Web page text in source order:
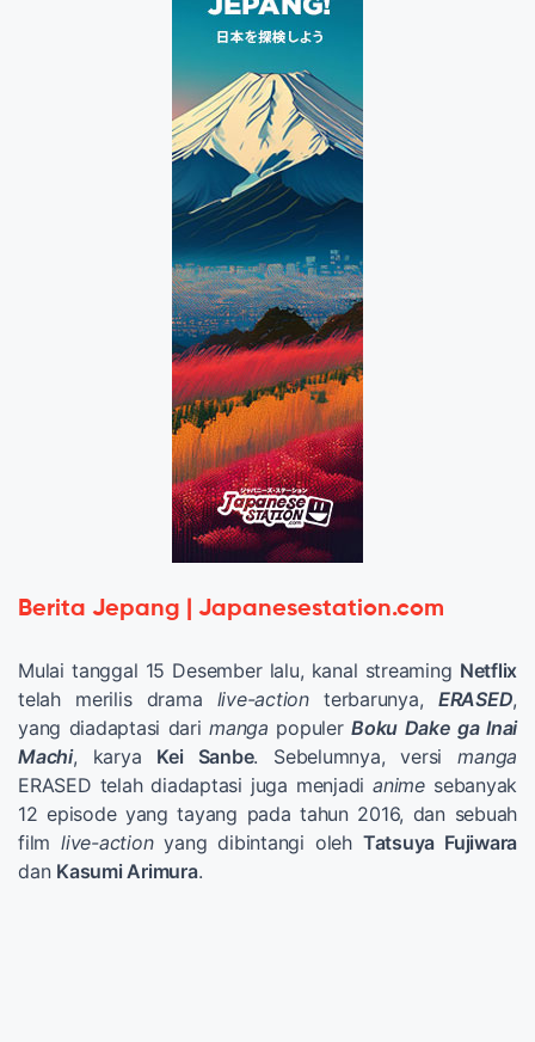
Berita Jepang | Japanesestation.com
Mulai tanggal 15 Desember lalu, kanal streaming Netflix
telah merilis drama live-actionterbarunya, ERASED,
yang diadaptasi dari manga populer Boku Dake ga Inai
Machi, karya Kei Sanbe. Sebelumnya, versimanga
ERASED telah diadaptasi juga menjadianimesebanyak
12 episode yang tayang pada tahun 2016, dan sebuah
film live-actionyang dibintangi oleh Tatsuya Fujiwara
dan Kasumi Arimura.